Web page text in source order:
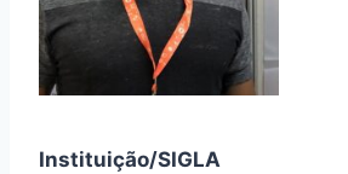
Instituição/SIGLA